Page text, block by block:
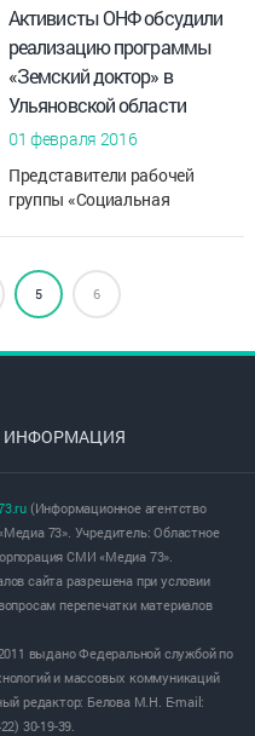
области. Участники
программы получили по
миллиону рублей ...
Активисты ОНФ обсудили
реализацию программы
«Земский доктор» в
Ульяновской области
01 февраля 2016
Представители рабочей
группы «Социальная
Общероссийского народного
фронта в Ульяновской
области обсудили
5 6
ИНФОРМАЦИЯ
(Информационное агентство
73». Учредитель: Областное
СМИ «Медиа 73».
сайта разрешена при условии
перепечатки материалов
выдано Федеральной службой по
и массовых коммуникаций
редактор: Белова М.Н. E-mail:
30-19-39.